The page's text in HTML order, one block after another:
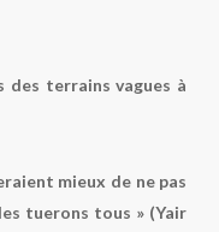
terrains vagues à
mieux de ne pas
tuerons tous » (Yair